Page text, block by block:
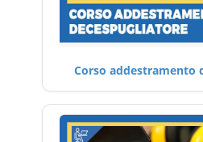
Corso addestramento